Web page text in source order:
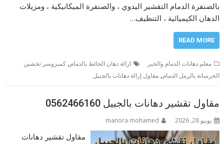
بالصنفرة الدمام التقشير اليدوي ، والصنفرة الميكانيكية ، ومزيلات
الدهان الكيميائية ، التنظيف…
READ MORE
معلم دهانات الدمام والخبر ازالة دهان الحائط بالدمام,كمبروسر تخشين
الخرسانة بالرمل الدمام,مقاول إزالة دهانات بالجبيل
مقاول تقشير دهانات بالجبيل 0562466160
يونيو 28, 2026 manora mohamed
مقاول تقشير دهانات